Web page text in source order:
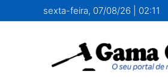
para
sexta-feira, 07/08/26 | 02:11